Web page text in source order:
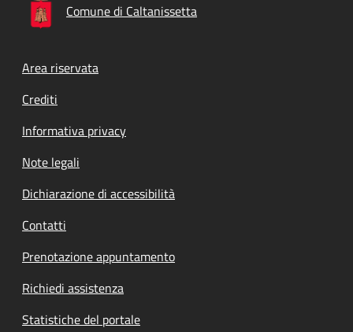
Comune di Caltanissetta
Footer menu
Area riservata
Crediti
Informativa privacy
Note legali
Dichiarazione di accessibilità
Contatti
Prenotazione appuntamento
Richiedi assistenza
Statistiche del portale